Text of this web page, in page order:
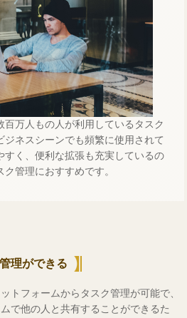
百万人もの人が利用しているタスク
ジネスシーンでも頻繁に使用されて
すく、便利な拡張も充実しているの
管理におすすめです。
理ができる
トフォームからタスク管理が可能で、
で他の人と共有することができるた